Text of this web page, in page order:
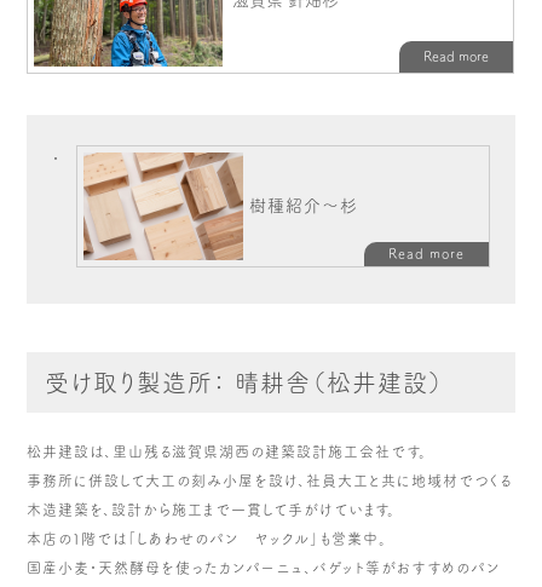
樹種紹介～杉
Read more
受け取り製造所： 晴耕舎（松井建設）
松井建設は、里山残る滋賀県湖西の建築設計施工会社です。
事務所に併設して大工の刻み小屋を設け、社員大工と共に地域材でつくる
木造建築を、設計から施工まで一貫して手がけています。
本店の１階では「しあわせのパン ヤックル」も営業中。
国産小麦・天然酵母を使ったカンパーニュ、バゲット等がおすすめのパン